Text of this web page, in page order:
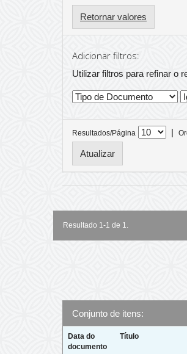
Retornar valores
Adicionar filtros:
Utilizar filtros para refinar o
Resultados/Página |
Resultado 1-1 de 1.
Conjunto de itens:
Data do
documento
Título